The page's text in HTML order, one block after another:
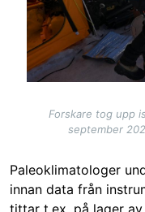
Forskare tog upp
september
Paleoklimatologer
innan data från
tittar t.ex. på lager